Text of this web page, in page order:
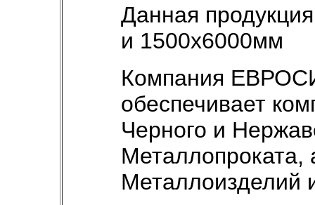
Данная
и 1500х6000мм
Компания
обеспечивает
Черного и
Металлопроката,
Металлоизделий